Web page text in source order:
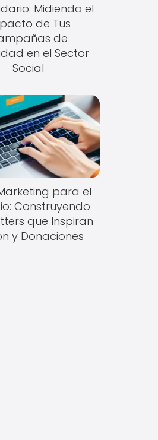
Midiendo el
de Tus
de
en el Sector
Social
para el
Construyendo
que Inspiran
y Donaciones